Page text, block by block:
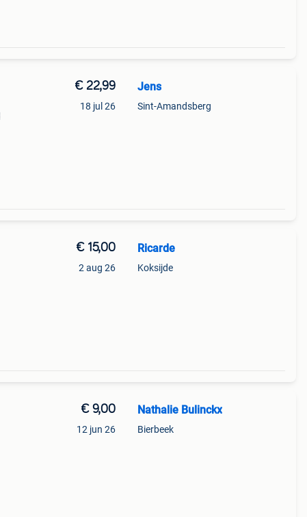
€ 22,99
18 jul 26
Jens
Sint-Amandsberg
€ 15,00
2 aug 26
Ricarde
Koksijde
€ 9,00
12 jun 26
Nathalie Bulinckx
Bierbeek